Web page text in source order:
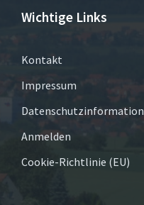
Wichtige Links
Kontakt
Impressum
Datenschutzinformation
Anmelden
Cookie-Richtlinie (EU)